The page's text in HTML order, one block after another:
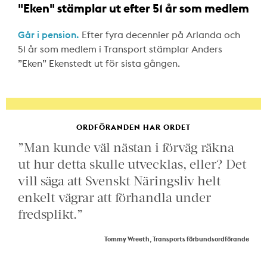
"Eken" stämplar ut efter 51 år som medlem
Går i pension. Efter fyra decennier på Arlanda och
51 år som medlem i Transport stämplar Anders
”Eken” Ekenstedt ut för sista gången.
ORDFÖRANDEN HAR ORDET
”Man kunde väl nästan i förväg räkna
ut hur detta skulle utvecklas, eller? Det
vill säga att Svenskt Näringsliv helt
enkelt vägrar att förhandla under
fredsplikt.”
Tommy Wreeth, Transports förbundsordförande